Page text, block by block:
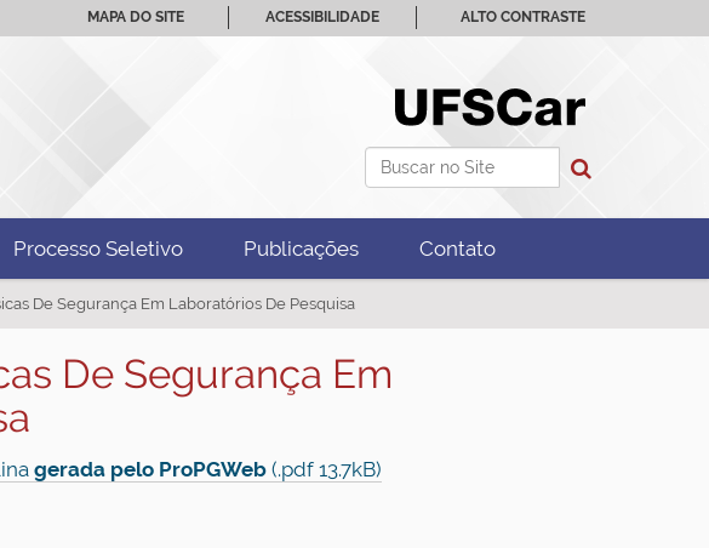
Busca
MAPA DO SITE ACESSIBILIDADE ALTO CONTRASTE
Processo Seletivo Publicações Contato
De Segurança Em Laboratórios De Pesquisa
De Segurança Em
gerada pelo ProPGWeb(.pdf 13.7kB)